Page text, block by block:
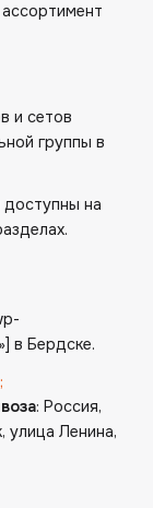
и сетов
группы в
на
в Бердске.
: Россия,
улица Ленина,